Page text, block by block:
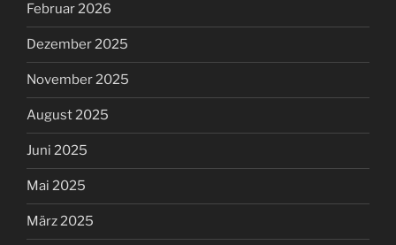
Februar 2026
Dezember 2025
November 2025
August 2025
Juni 2025
Mai 2025
März 2025